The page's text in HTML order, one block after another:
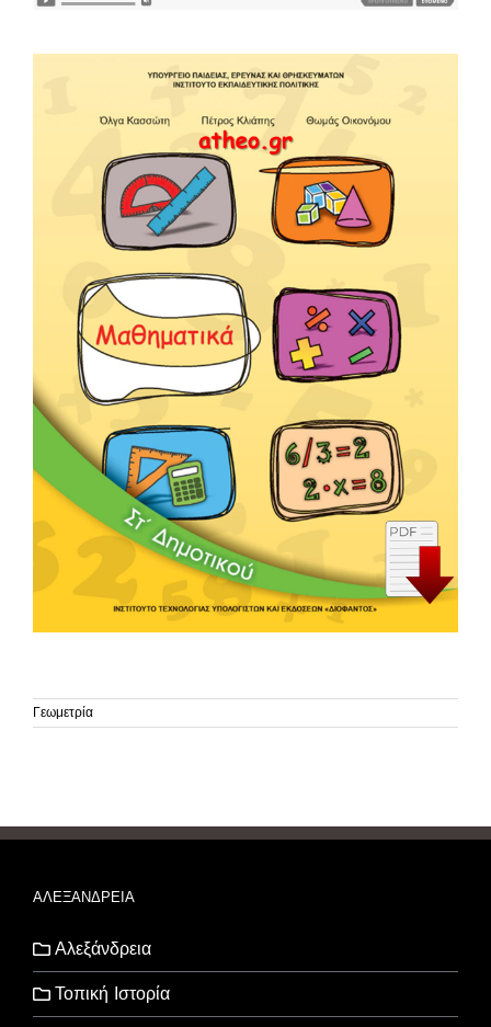
Γεωμετρία
ΑΛΕΞΑΝΔΡΕΙΑ
Αλεξάνδρεια
Τοπική Ιστορία